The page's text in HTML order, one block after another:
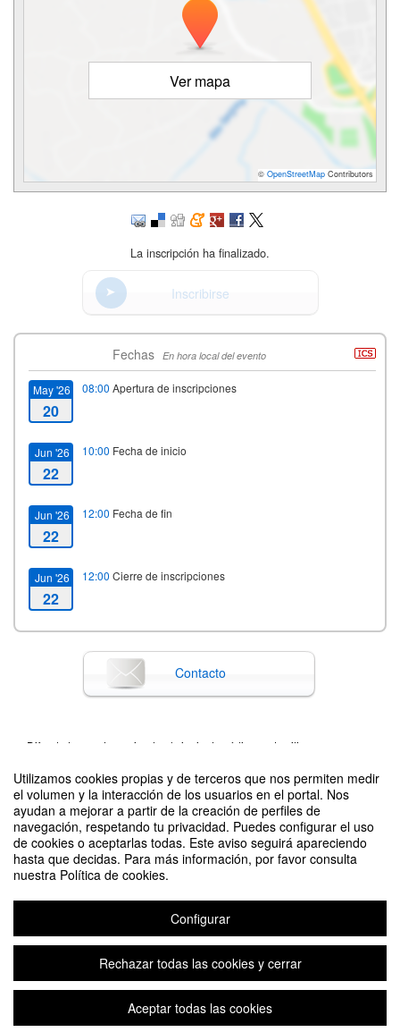
Utilizamos cookies propias y de terceros que nos permiten medir
el volumen y la interacción de los usuarios en el portal. Nos
ayudan a mejorar a partir de la creación de perfiles de
navegación, respetando tu privacidad. Puedes configurar el uso
de cookies o aceptarlas todas. Este aviso seguirá apareciendo
hasta que decidas. Para más información, por favor consulta
nuestra Política de cookies.
Configurar
Rechazar todas las cookies y cerrar
Aceptar todas las cookies
Ver mapa
© OpenStreetMap Contributors
La inscripción ha finalizado.
Inscribirse
Fechas En hora local del evento
May '26
20
08:00 Apertura de inscripciones
Jun '26
22
10:00 Fecha de inicio
Jun '26
22
12:00 Fecha de fin
Jun '26
22
12:00 Cierre de inscripciones
Contacto
Difunde tu evento poniendo el siguiente código en tu sitio
Propiedad Industrial: entrando en detalles
Organizado por OTRI Universidad de Zaragoza
Plataforma de organización de eventos Symposium